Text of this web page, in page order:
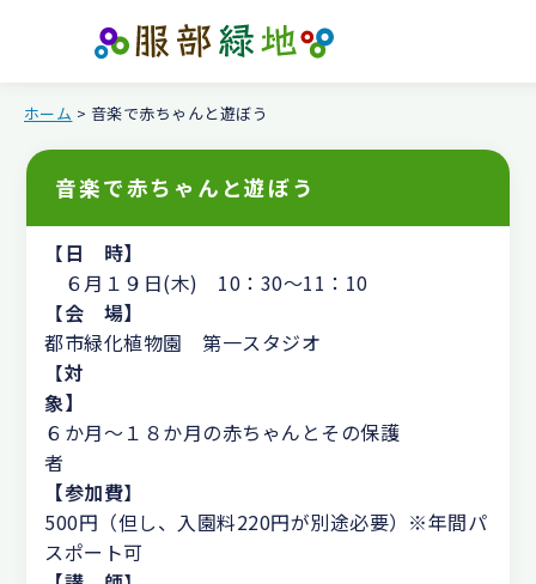
ホーム > 音楽で赤ちゃんと遊ぼう
音楽で赤ちゃんと遊ぼう
【日 時】
６月１９日(木) 10：30～11：10
【会 場】
都市緑化植物園 第一スタジオ
【対
象】
６か月〜１８か月の赤ちゃんとその保護
【参加費】
500円（但し、入園料220円が別途必要）※年間パ
スポート可